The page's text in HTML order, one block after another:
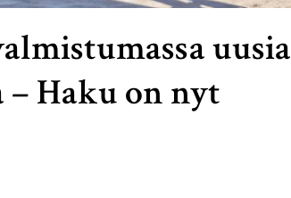
uusia
Haku on nyt